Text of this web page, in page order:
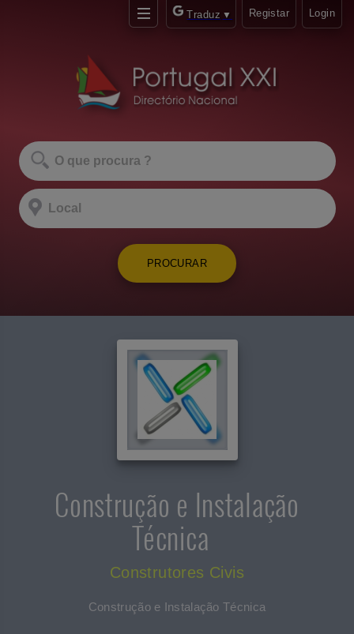
Traduz ▼ Registar Login
PROCURAR
Construção e Instalação
Técnica
Construtores Civis
Construção e Instalação Técnica